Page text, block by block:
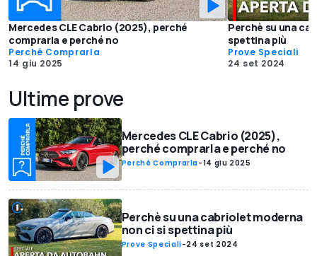
Mercedes CLE Cabrio (2025), perché
comprarla e perché no
Perché Comprarla
14 giu 2025
Perchè su una
spettina più
Prove Speciali
24 set 2024
Ultime prove
Mercedes CLE Cabrio (2025),
perché comprarla e perché no
Perché Comprarla-14 giu 2025
Perchè su una cabriolet moderna
non ci si spettina più
Prove Speciali-24 set 2024